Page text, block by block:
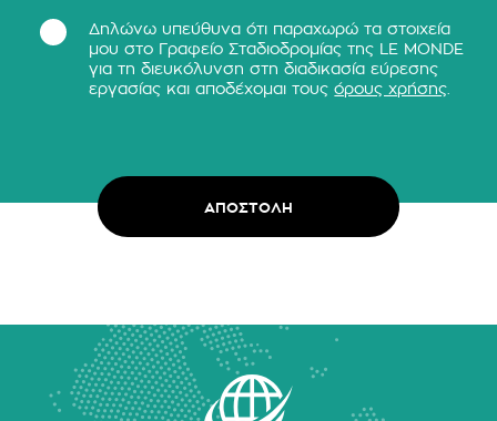
Δηλώνω υπεύθυνα ότι παραχωρώ τα στοιχεία
μου στο Γραφείο Σταδιοδρομίας της LE MONDE
για τη διευκόλυνση στη διαδικασία εύρεσης
εργασίας και αποδέχομαι τουςόρους χρήσης